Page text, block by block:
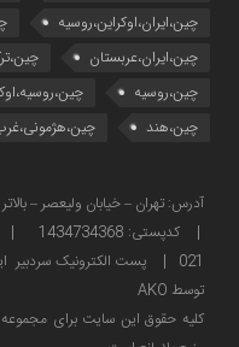
چین،ایران،اوکراین،روسیه
چین،ایران،عربستان
چین،روسیه
چین،هند
021 | پست الکترونیک سردبیر ایراس : sardabir@iras.ir |
توسط AKO
كليه حقوق این سایت برای